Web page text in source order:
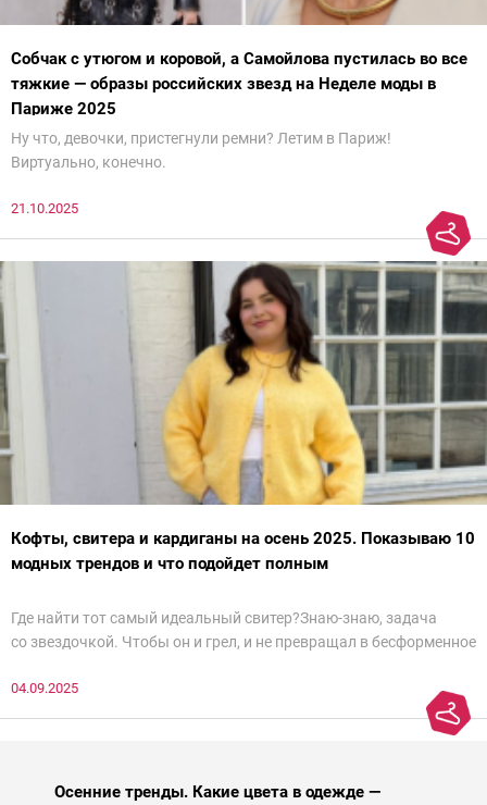
Собчак с утюгом и коровой, а Самойлова пустилась во все
тяжкие — образы российских звезд на Неделе моды в
Париже 2025
Ну что, девочки, пристегнули ремни? Летим в Париж!
Виртуально, конечно.
21.10.2025
Кофты, свитера и кардиганы на осень 2025. Показываю 10
модных трендов и что подойдет полным
Где найти тот самый идеальный свитер?Знаю-знаю, задача
со звездочкой. Чтобы он и грел, и не превращал в бесформенное
паники.
04.09.2025
Осенние тренды. Какие цвета в одежде —